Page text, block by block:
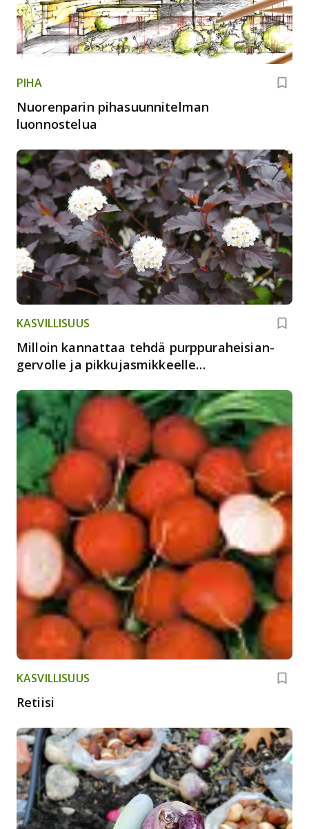
PIHA
Nuorenparin pihasuunnitelman
luonnostelua
KASVILLISUUS
Milloin kannattaa tehdä purppuraheisian­
ger­volle ja pikkujasmik­keel­le
KASVILLISUUS
Retiisi